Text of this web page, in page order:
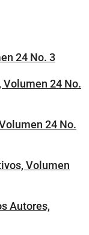
24 No. 3
24 No.
24 No.
Volumen
Autores,